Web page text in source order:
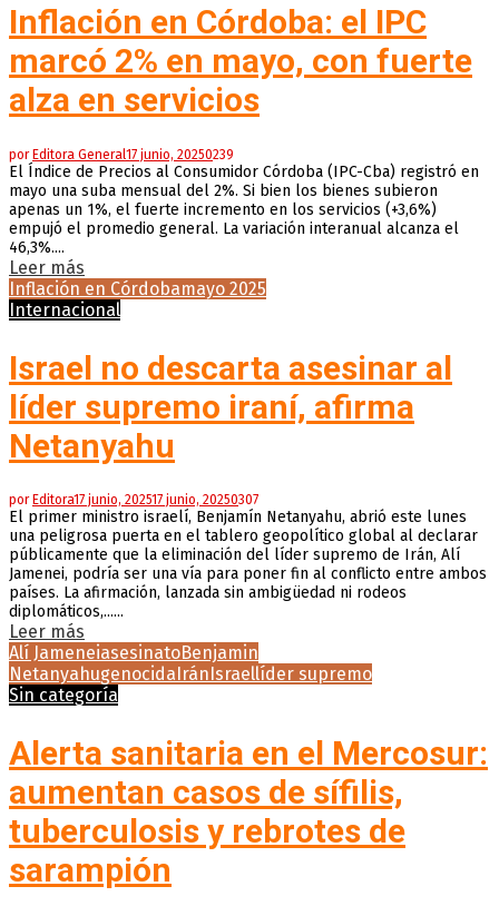
Inflación en Córdoba: el IPC
marcó 2% en mayo, con fuerte
alza en servicios
porEditora General17 junio, 20250239
El Índice de Precios al Consumidor Córdoba (IPC-Cba) registró en
mayo una suba mensual del 2%. Si bien los bienes subieron
apenas un 1%, el fuerte incremento en los servicios (+3,6%)
empujó el promedio general. La variación interanual alcanza el
46,3%....
Leer más
Inflación en Córdobamayo 2025
Internacional
Israel no descarta asesinar al
líder supremo iraní, afirma
Netanyahu
por Editora17 junio, 202517 junio, 20250307
El primer ministro israelí, Benjamín Netanyahu, abrió este lunes
una peligrosa puerta en el tablero geopolítico global al declarar
públicamente que la eliminación del líder supremo de Irán, Alí
Jamenei, podría ser una vía para poner fin al conflicto entre ambos
países. La afirmación, lanzada sin ambigüedad ni rodeos
diplomáticos,......
Leer más
Alí JameneiasesinatoBenjamin
Netanyahugenocida Irán Israellíder supremo
Sin categoría
Alerta sanitaria en el Mercosur:
aumentan casos de sífilis,
tuberculosis y rebrotes de
sarampión